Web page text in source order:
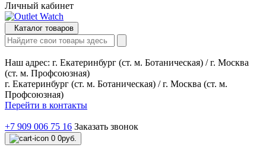
Личный кабинет
Каталог товаров
Наш адрес: г. Екатеринбург (ст. м. Ботаническая) / г. Москва
(ст. м. Профсоюзная)
г. Екатеринбург (ст. м. Ботаническая) / г. Москва (ст. м.
Профсоюзная)
Перейти в контакты
+7 909 006 75 16 Заказать звонок
0 0руб.